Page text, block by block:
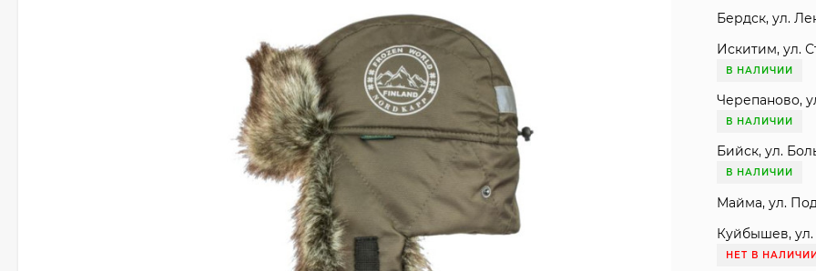
Бердск, ул.
Искитим, ул.
В НАЛИЧИИ
Черепаново,
В НАЛИЧИИ
Бийск, ул.
В НАЛИЧИИ
Майма, ул.
Куйбышев, ул.
НЕТ В